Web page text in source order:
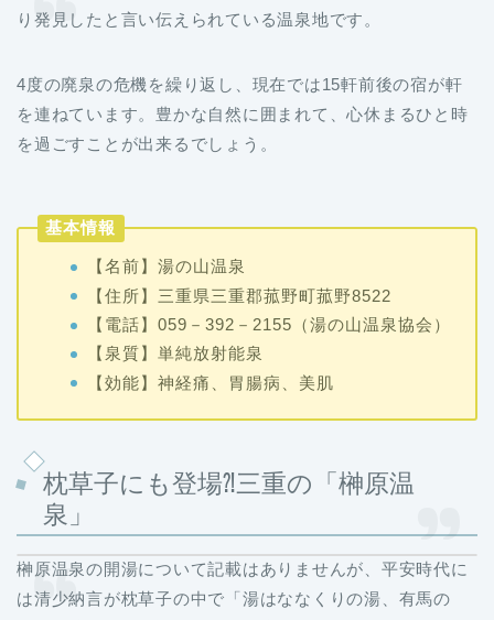
り発見したと言い伝えられている温泉地です。
4度の廃泉の危機を繰り返し、現在では15軒前後の宿が軒
を連ねています。豊かな自然に囲まれて、心休まるひと時
を過ごすことが出来るでしょう。
基本情報
【名前】湯の山温泉
【住所】三重県三重郡菰野町菰野8522
【電話】059－392－2155（湯の山温泉協会）
【泉質】単純放射能泉
【効能】神経痛、胃腸病、美肌
枕草子にも登場⁈三重の「榊原温
泉」
榊原温泉の開湯について記載はありませんが、平安時代に
は清少納言が枕草子の中で「湯はななくりの湯、有馬の